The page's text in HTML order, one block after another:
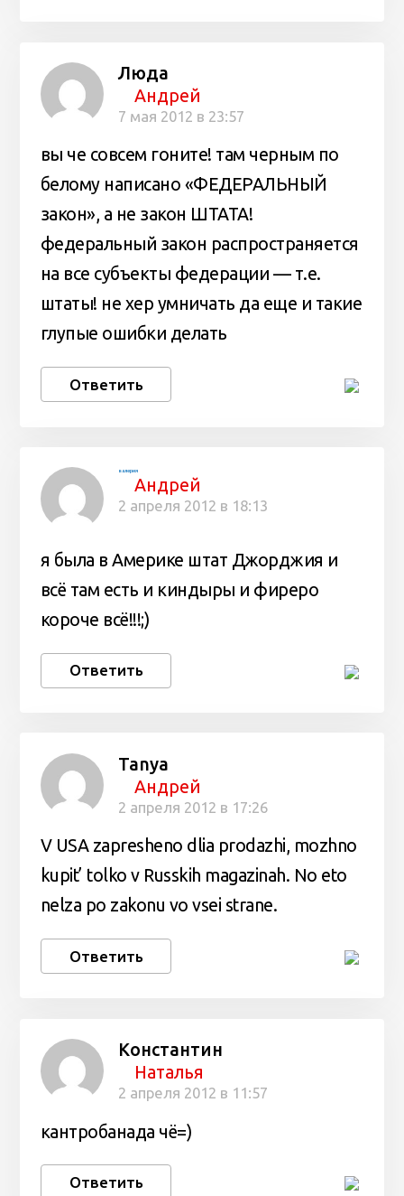
Люда
Андрей
7 мая 2012 в 23:57
вы че совсем гоните! там черным по
белому написано «ФЕДЕРАЛЬНЫЙ
закон», а не закон ШТАТА!
федеральный закон распространяется
на все субъекты федерации — т.е.
штаты! не хер умничать да еще и такие
глупые ошибки делать
Ответить
валерия
Андрей
2 апреля 2012 в 18:13
я была в Америке штат Джорджия и
всё там есть и киндыры и фиреро
короче всё!!!;)
Ответить
Tanya
Андрей
2 апреля 2012 в 17:26
V USA zapresheno dlia prodazhi, mozhno
kupit’ tolko v Russkih magazinah. No eto
nelza po zakonu vo vsei strane.
Ответить
Константин
Наталья
2 апреля 2012 в 11:57
кантробанада чё=)
Ответить